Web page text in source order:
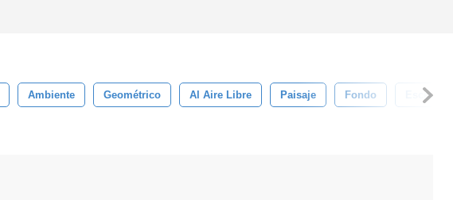
Ambiente Geométrico Al Aire Libre Paisaje Fondo Escena